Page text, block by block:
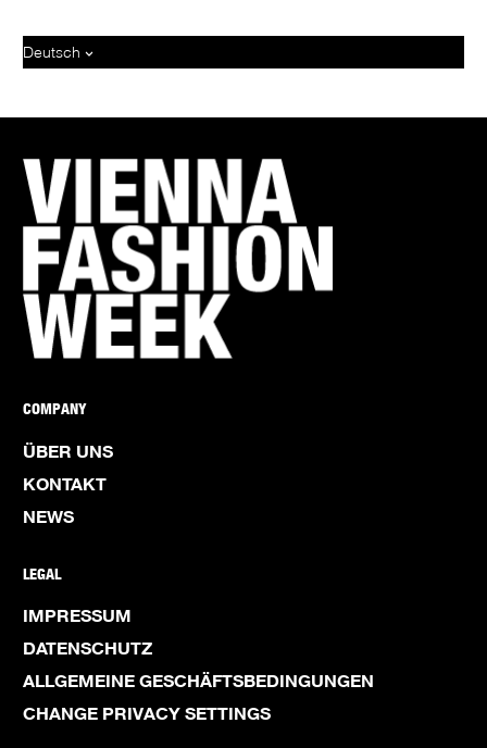
Deutsch
COMPANY
ÜBER UNS
KONTAKT
NEWS
LEGAL
IMPRESSUM
DATENSCHUTZ
ALLGEMEINE GESCHÄFTSBEDINGUNGEN
CHANGE PRIVACY SETTINGS